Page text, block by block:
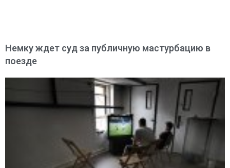
Немку ждет суд за публичную мастурбацию в
поезде